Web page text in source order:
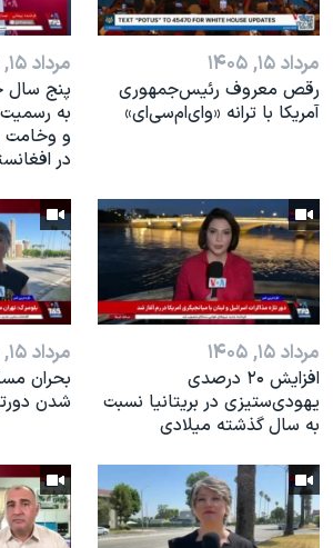
همایش محافظه‌کاران آمریکا «سی‌پک»
صفحه‌های ویژه
مرداد ۱۵, ۱۴۰۵
رقص معروف رئیس‌جمهوری
آمریکا با ترانه «وای‌ام‌سی‌ای»
مرداد ۱۵, ۱۴۰۵
پنج سال
به
و
در
مرداد ۱۵, ۱۴۰۵
افزایش ۲۰ درصدی
یهودی‌ستیزی در بریتانیا نسبت
به سال گذشته میلادی
مرداد ۱۵, ۱۴۰۵
بحران
شدن